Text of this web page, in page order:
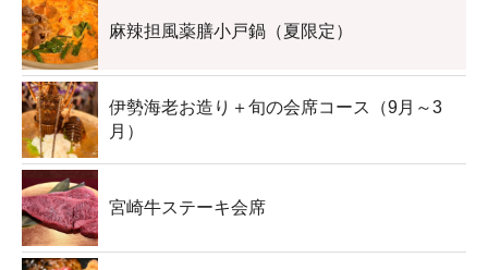
麻辣担風薬膳小戸鍋（夏限定）
伊勢海老お造り＋旬の会席コース（9月～3
月）
宮崎牛ステーキ会席